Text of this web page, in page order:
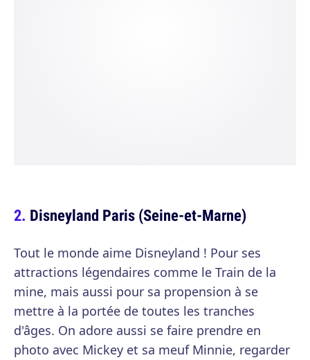
Disneyland Paris (Seine-et-Marne)
Tout le monde aime Disneyland ! Pour ses
attractions légendaires comme le Train de la
mine, mais aussi pour sa propension à se
mettre à la portée de toutes les tranches
d'âges. On adore aussi se faire prendre en
photo avec Mickey et sa meuf Minnie, regarder